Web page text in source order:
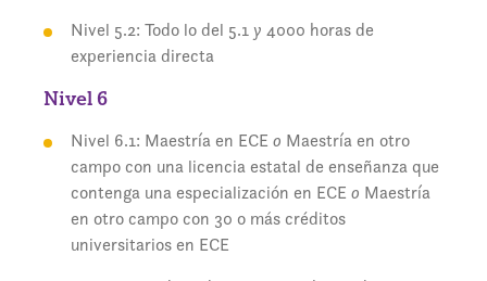
Nivel 5.2: Todo lo del 5.1y 4000 horas de
experiencia directa
Nivel 6
Nivel 6.1: Maestría en ECE o Maestría en otro
campo con una licencia estatal de enseñanza que
contenga una especialización en ECE o Maestría
en otro campo con 30 o más créditos
universitarios en ECE